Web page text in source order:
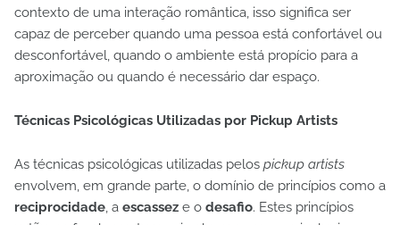
contexto de uma interação romântica, isso significa ser
capaz de perceber quando uma pessoa está confortável ou
desconfortável, quando o ambiente está propício para a
aproximação ou quando é necessário dar espaço.
Técnicas Psicológicas Utilizadas por Pickup Artists
As técnicas psicológicas utilizadas pelos pickup artists
envolvem, em grande parte, o domínio de princípios como a
reciprocidade , a escassez e o desafio. Estes princípios